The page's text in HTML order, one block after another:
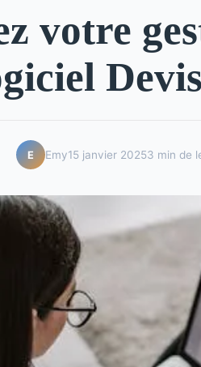
votre
E Emy15 janvier 20253 min de